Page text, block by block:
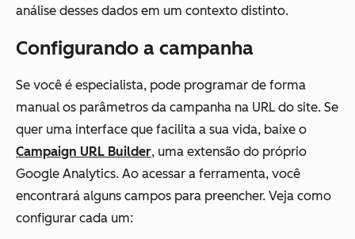
análise desses dados em um contexto distinto.
Configurando a campanha
Se você é especialista, pode programar de forma
manual os parâmetros da campanha na URL do site. Se
quer uma interface que facilita a sua vida, baixe o
Campaign URL Builder, uma extensão do próprio
Google Analytics. Ao acessar a ferramenta, você
encontrará alguns campos para preencher. Veja como
configurar cada um: